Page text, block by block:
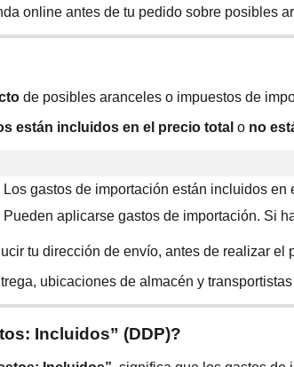
online antes de tu pedido sobre posibles
de posibles aranceles o impuestos de
están incluidos en el precio total o no
Los gastos de importación están incluidos
Pueden aplicarse gastos de importación. Si
tu dirección de envío, antes de realizar el
ubicaciones de almacén y
Incluidos” (DDP)?